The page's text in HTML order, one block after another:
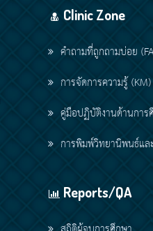
Clinic Zone
คำถามที่ถูกถามบ่อย
การจัดการความรู้
คู่มือปฏิบัติงานด้านกา
การพิมพ์วิทยานิพนธ์แ
Reports/QA